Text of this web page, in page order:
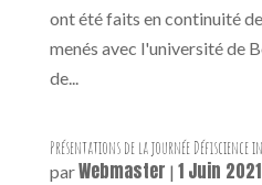
ont été faits en continuité
menés avec l'université de
de...
Présentations de la journée Défiscience
parWebmaster | 1 Juin 2021